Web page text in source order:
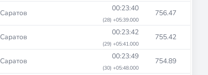
Саратов
00:23:40
(28) +05:39.000
756.47
Саратов
00:23:42
(29) +05:41.000
755.42
Саратов
00:23:49
(30) +05:48.000
754.89